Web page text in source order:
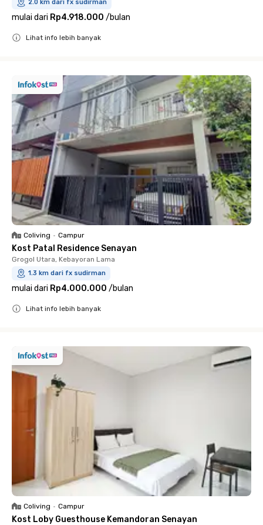
2.0 km dari fx sudirman
mulai dari Rp4.918.000 /bulan
Lihat info lebih banyak
Coliving • Campur
Kost Patal Residence Senayan
Grogol Utara, Kebayoran Lama
1.3 km dari fx sudirman
mulai dari Rp4.000.000 /bulan
Lihat info lebih banyak
Coliving • Campur
Kost Loby Guesthouse Kemandoran Senayan